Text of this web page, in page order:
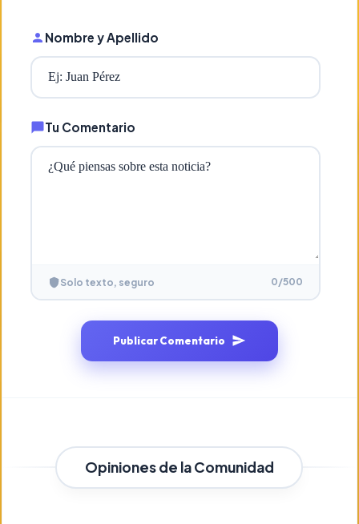
Nombre y Apellido
Tu Comentario
Solo texto, seguro 0/500
Publicar Comentario
Opiniones de la Comunidad